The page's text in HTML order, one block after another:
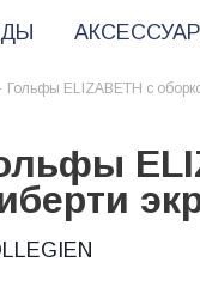
Гольфы ELIZABETH с